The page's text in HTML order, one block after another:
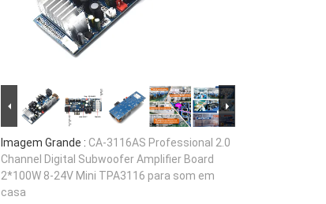
Imagem Grande : CA-3116AS Professional 2.0
Channel Digital Subwoofer Amplifier Board
2*100W 8-24V Mini TPA3116 para som em
casa